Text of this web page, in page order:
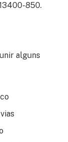
850.
alguns